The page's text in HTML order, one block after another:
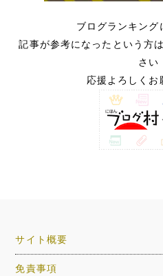
ブログランキング
記事が参考になったという方
さい
応援よろしくお
サイト概要
免責事項